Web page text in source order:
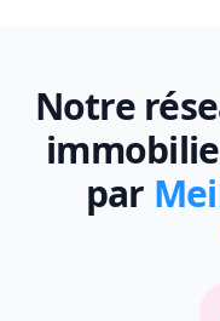
Notre
par